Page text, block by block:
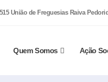
União de Freguesias Raiva
Quem Somos Ação